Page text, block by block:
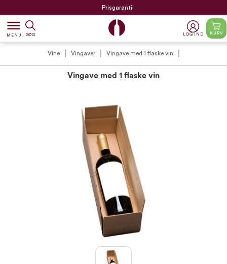
Prisgaranti
dehaze
MENU SØG LOG IND KURV
Vine Vingaver Vingave med 1 flaske vin
Vingave med 1 flaske vin